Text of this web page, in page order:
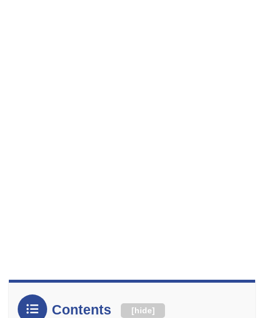
Contents [hide]